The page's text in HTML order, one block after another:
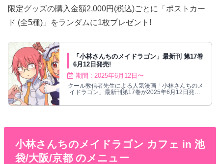
限定グッズの購入金額2,000円(税込)ごとに「ポストカー
ド (全5種)」をランダムに1枚プレゼント!
「小林さんちのメイドラゴン」最新刊 第17巻
6月12日発売!
期間 : 2025年6月12日〜
クール教信者先生による人気漫画「小林さんちのメ
イドラゴン」最新刊第17巻が2025年6月12日発売!
るトールは人類のことは基本下等で愚かだと思って
小林さんちのメイドラゴン カフェ in 池
袋/大阪/京都 のメニュー